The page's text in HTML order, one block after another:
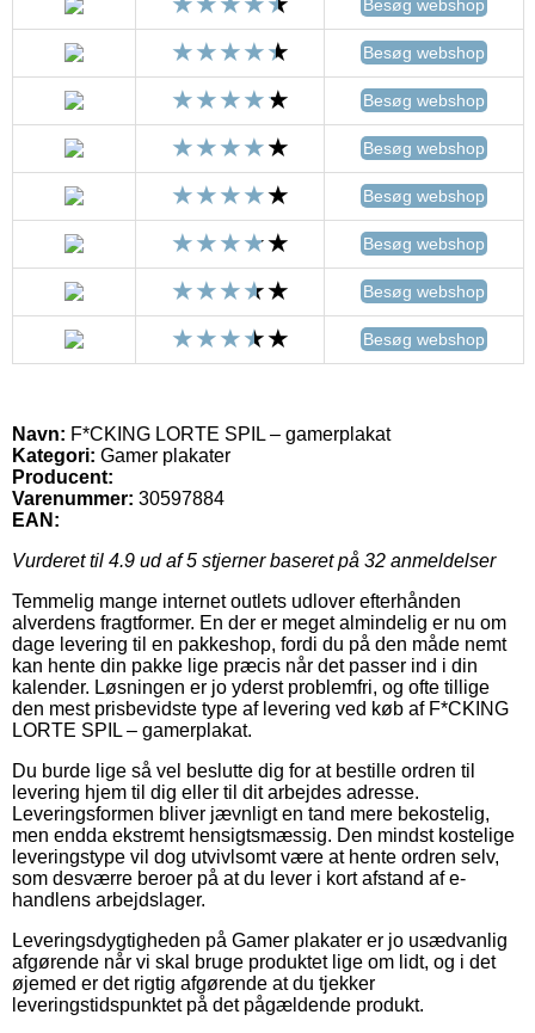
Besøg webshop
Besøg webshop
Besøg webshop
Besøg webshop
Besøg webshop
Besøg webshop
Besøg webshop
Besøg webshop
Navn: F*CKING LORTE SPIL – gamerplakat
Kategori: Gamer plakater
Producent:
Varenummer: 30597884
EAN:
Vurderet til 4.9 ud af 5 stjerner baseret på 32 anmeldelser
Temmelig mange internet outlets udlover efterhånden
alverdens fragtformer. En der er meget almindelig er nu om
dage levering til en pakkeshop, fordi du på den måde nemt
kan hente din pakke lige præcis når det passer ind i din
kalender. Løsningen er jo yderst problemfri, og ofte tillige
den mest prisbevidste type af levering ved køb af F*CKING
LORTE SPIL – gamerplakat.
Du burde lige så vel beslutte dig for at bestille ordren til
levering hjem til dig eller til dit arbejdes adresse.
Leveringsformen bliver jævnligt en tand mere bekostelig,
men endda ekstremt hensigtsmæssig. Den mindst kostelige
leveringstype vil dog utvivlsomt være at hente ordren selv,
som desværre beroer på at du lever i kort afstand af e-
handlens arbejdslager.
Leveringsdygtigheden på Gamer plakater er jo usædvanlig
afgørende når vi skal bruge produktet lige om lidt, og i det
øjemed er det rigtig afgørende at du tjekker
leveringstidspunktet på det pågældende produkt.